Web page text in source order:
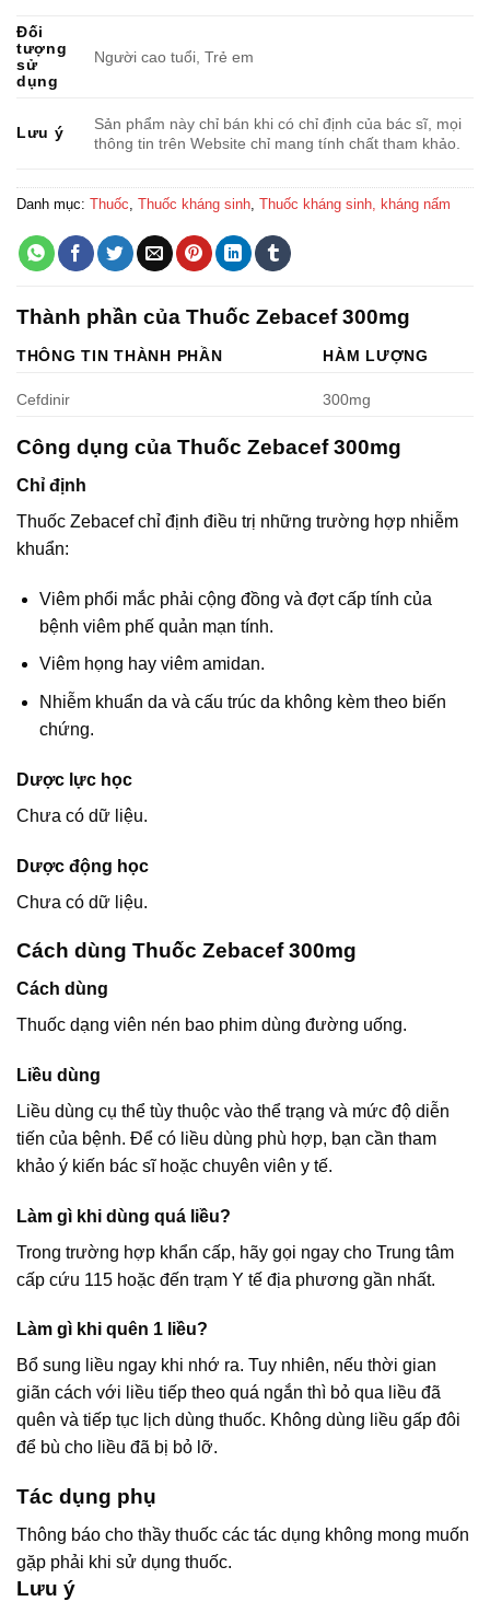
Đối
tượng
sử
dụng
Người cao tuổi, Trẻ em
Lưu ý
Sản phẩm này chỉ bán khi có chỉ định của bác sĩ, mọi
thông tin trên Website chỉ mang tính chất tham khảo.
Danh mục: Thuốc Thuốc kháng sinh Thuốc kháng sinh, kháng nấm
Thành phần của Thuốc Zebacef 300mg
THÔNG TIN THÀNH PHẦN HÀM LƯỢNG
Cefdinir 300mg
Công dụng của Thuốc Zebacef 300mg
Chỉ định
Thuốc Zebacef chỉ định điều trị những trường hợp nhiễm
khuẩn:
Viêm phổi mắc phải cộng đồng và đợt cấp tính của
bệnh viêm phế quản mạn tính.
Viêm họng hay viêm amidan.
Nhiễm khuẩn da và cấu trúc da không kèm theo biến
chứng.
Dược lực học
Chưa có dữ liệu.
Dược động học
Chưa có dữ liệu.
Cách dùng Thuốc Zebacef 300mg
Cách dùng
Thuốc dạng viên nén bao phim dùng đường uống.
Liều dùng
Liều dùng cụ thể tùy thuộc vào thể trạng và mức độ diễn
tiến của bệnh. Để có liều dùng phù hợp, bạn cần tham
khảo ý kiến bác sĩ hoặc chuyên viên y tế.
Làm gì khi dùng quá liều?
Trong trường hợp khẩn cấp, hãy gọi ngay cho Trung tâm
cấp cứu 115 hoặc đến trạm Y tế địa phương gần nhất.
Làm gì khi quên 1 liều?
Bổ sung liều ngay khi nhớ ra. Tuy nhiên, nếu thời gian
giãn cách với liều tiếp theo quá ngắn thì bỏ qua liều đã
quên và tiếp tục lịch dùng thuốc. Không dùng liều gấp đôi
để bù cho liều đã bị bỏ lỡ.
Tác dụng phụ
Thông báo cho thầy thuốc các tác dụng không mong muốn
gặp phải khi sử dụng thuốc.
Lưu ý